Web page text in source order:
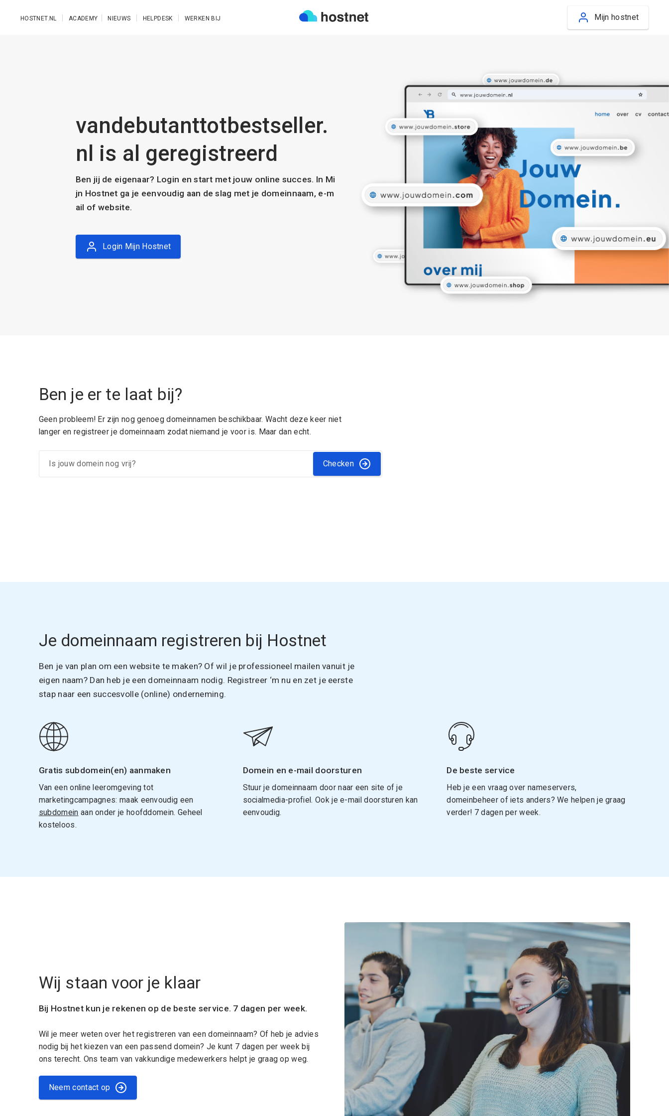
HOSTNET.NL ACADEMY NIEUWS HELPDESK WERKEN BIJ Mijn hostnet
vandebutanttotbestseller.
nl is al geregistreerd
Ben jij de eigenaar? Login en start met jouw online succes. In Mi
jn Hostnet ga je eenvoudig aan de slag met je domeinnaam, e-m
ail of website.
Login Mijn Hostnet
Ben je er te laat bij?
Geen probleem! Er zijn nog genoeg domeinnamen beschikbaar. Wacht deze keer niet
langer en registreer je domeinnaam zodat niemand je voor is. Maar dan echt.
Checken
Je domeinnaam registreren bij Hostnet
Ben je van plan om een website te maken? Of wil je professioneel mailen vanuit je
eigen naam? Dan heb je een domeinnaam nodig. Registreer ‘m nu en zet je eerste
stap naar een succesvolle (online) onderneming.
Gratis subdomein(en) aanmaken
Van een online leeromgeving tot
marketingcampagnes: maak eenvoudig een
subdomein aan onder je hoofddomein. Geheel
kosteloos.
Domein en e-mail doorsturen
Stuur je domeinnaam door naar een site of je
socialmedia-profiel. Ook je e-mail doorsturen kan
eenvoudig.
De beste service
Heb je een vraag over nameservers,
domeinbeheer of iets anders? We helpen je graag
verder! 7 dagen per week.
Wij staan voor je klaar
Bij Hostnet kun je rekenen op de beste service. 7 dagen per week.
Wil je meer weten over het registreren van een domeinnaam? Of heb je advies
nodig bij het kiezen van een passend domein? Je kunt 7 dagen per week bij
ons terecht. Ons team van vakkundige medewerkers helpt je graag op weg.
Neem contact op